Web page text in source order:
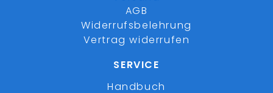
AGB
Widerrufsbelehrung
Vertrag widerrufen
SERVICE
Handbuch